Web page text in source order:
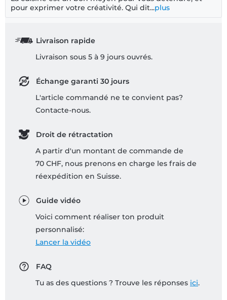
pour exprimer votre créativité. Qui dit...plus
Livraison rapide
Livraison sous 5 à 9 jours ouvrés.
Échange garanti 30 jours
L'article commandé ne te convient pas?
Contacte-nous.
Droit de rétractation
A partir d'un montant de commande de
70 CHF, nous prenons en charge les frais de
réexpédition en Suisse.
Guide vidéo
Voici comment réaliser ton produit
personnalisé:
Lancer la vidéo
FAQ
Tu as des questions ? Trouve les réponses ici.